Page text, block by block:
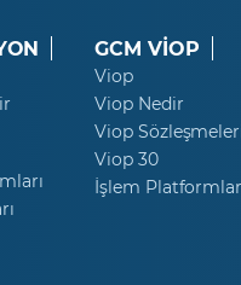
GCM VİOP
Viop
Viop Nedir
Viop
Viop 30
İşlem